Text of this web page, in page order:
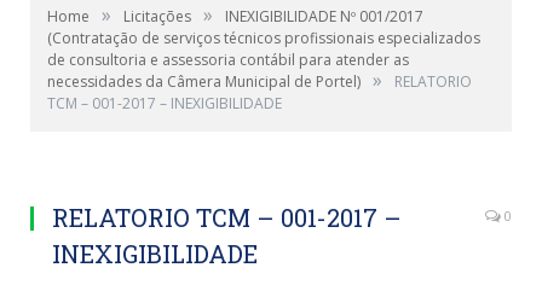
Home » Licitações »
INEXIGIBILIDADE Nº 001/2017
(Contratação de serviços técnicos profissionais especializados
de consultoria e assessoria contábil para atender as
necessidades da Câmera Municipal de Portel) »
RELATORIO
TCM – 001-2017 – INEXIGIBILIDADE
RELATORIO TCM – 001-2017 –
INEXIGIBILIDADE
0